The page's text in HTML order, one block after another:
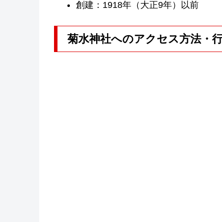
創建：1918年（大正9年）以前
菊水神社へのアクセス方法・